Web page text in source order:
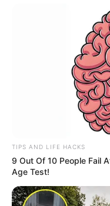
TIPS AND LIFE HACKS
9 Out Of 10 People Fail
Age Test!